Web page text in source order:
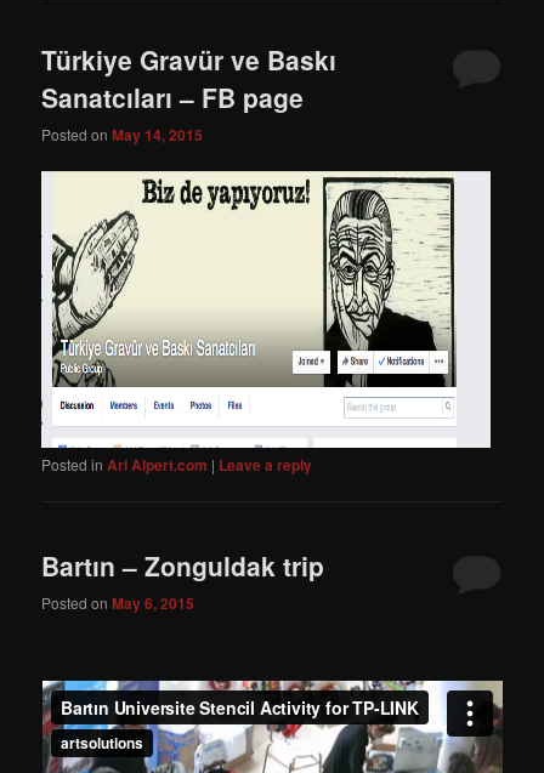
Türkiye Gravür ve Baskı
Sanatcıları – FB page
Posted onMay 14, 2015
Posted in Ari Alpert.com | Leave a reply
Bartın – Zonguldak trip
Posted onMay 6, 2015